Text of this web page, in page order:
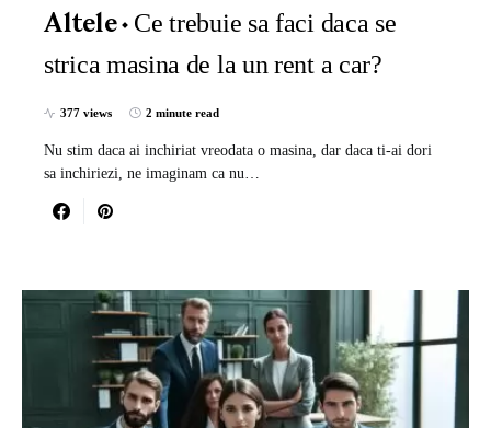
Altele
Ce trebuie sa faci daca se
strica masina de la un rent a car?
377 views 2 minute read
Nu stim daca ai inchiriat vreodata o masina, dar daca ti-ai dori
sa inchiriezi, ne imaginam ca nu…